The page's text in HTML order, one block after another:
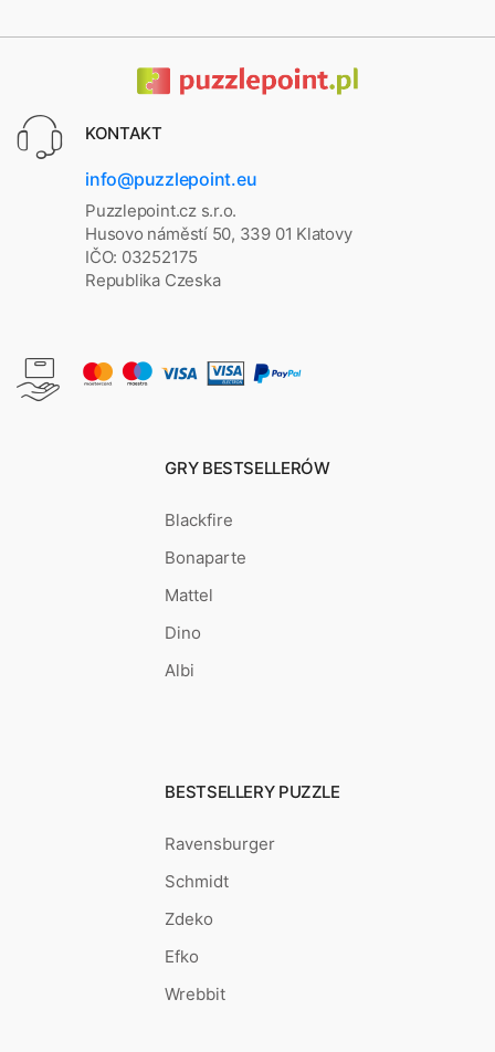
KONTAKT
info@puzzlepoint.eu
Puzzlepoint.cz s.r.o.
Husovo náměstí 50, 339 01 Klatovy
IČO: 03252175
Republika Czeska
GRY BESTSELLERÓW
Blackfire
Bonaparte
Mattel
Dino
Albi
BESTSELLERY PUZZLE
Ravensburger
Schmidt
Zdeko
Efko
Wrebbit